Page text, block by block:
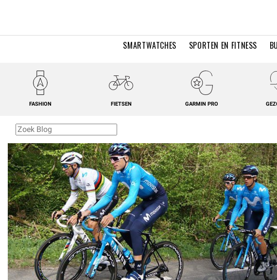
SMARTWATCHES SPORTEN EN FITNESS
FASHION FIETSEN GARMIN PRO